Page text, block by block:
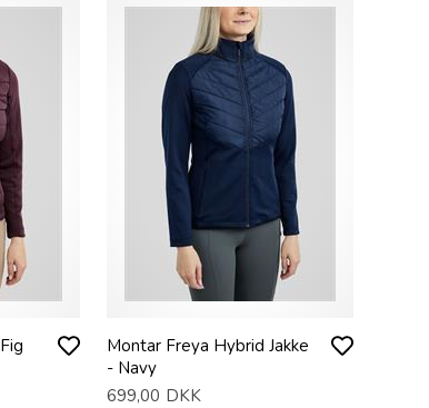
Montar Freya Hybrid Jakke
- Navy
699,00 DKK